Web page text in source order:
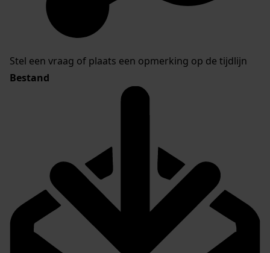
Stel een vraag of plaats een opmerking op de tijdlijn
Bestand